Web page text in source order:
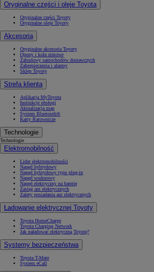
Oryginalne części i oleje Toyota
Oryginalne części Toyoty
Oryginalne oleje Toyoty
Akcesoria
Oryginalne akcesoria Toyoty
Opony i koła zimowe
Zabudowy samochodów dostawczych
Zabezpieczenia i alarmy
Sklep Toyoty
Strefa klienta
Aplikacja MyToyota
Instrukcje obsługi
Aktualizacja map
System Bluetooth®
Karty Ratownicze
Technologie
Technologie
Elektromobilność
Lider elektromobilności
Napęd hybrydowy
Napęd hybrydowy typu plug-in
Napęd wodorowy
Napęd elektryczny na baterię
Zasięg aut elektrycznych
Zalety posiadania aut elektrycznych
Ładowanie elektrycznej Toyoty
Toyota HomeCharge
Toyota Charging Network
Jak naładować elektryczną Toyotę?
Systemy bezpieczeństwa
Toyota T-Mate
System eCall